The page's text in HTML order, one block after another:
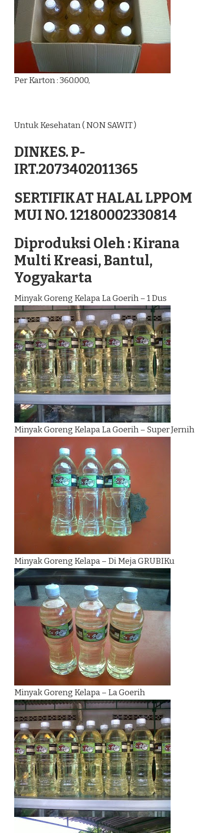
Per Karton : 360.000,
Untuk Kesehatan ( NON SAWIT )
DINKES. P-
IRT.2073402011365
SERTIFIKAT HALAL LPPOM
MUI NO. 12180002330814
Diproduksi Oleh : Kirana
Multi Kreasi, Bantul,
Yogyakarta
Minyak Goreng Kelapa La Goerih – 1 Dus
Minyak Goreng Kelapa La Goerih – Super Jernih
Minyak Goreng Kelapa – Di Meja GRUBIKu
Minyak Goreng Kelapa – La Goerih